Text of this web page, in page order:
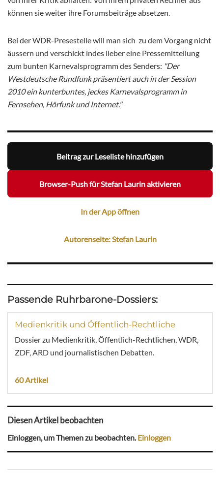
können sie weiter ihre Forumsbeiträge absetzen.
Bei der WDR-Presestelle will man sich zu dem Vorgang nicht
äussern und verschickt indes lieber eine Pressemitteilung
zum bunten Karnevalsprogramm des Senders: "Der
Westdeutsche Rundfunk präsentiert auch in der Session
2010 ein kunterbuntes, jeckes Karnevalsprogramm in
Fernsehen, Hörfunk und Internet."
Beitrag zur Leseliste hinzufügen
Browser-Push für Stefan Laurin aktivieren
In der App öffnen
Autorenseite: Stefan Laurin
Passende Ruhrbarone-Dossiers:
Medienkritik und Öffentlich-Rechtliche
Dossier zu Medienkritik, Öffentlich-Rechtlichen, WDR,
ZDF, ARD und journalistischen Debatten.
60 Artikel
Diesen Artikel beobachten
Einloggen, um Themen zu beobachten.Einloggen